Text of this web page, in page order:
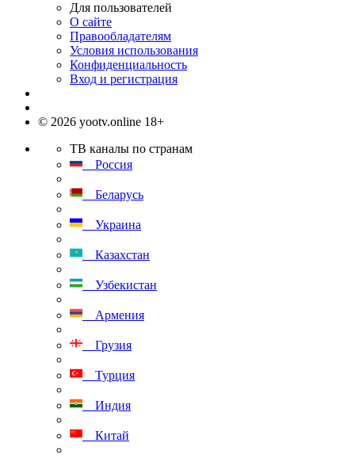
Для пользователей
О сайте
Правообладателям
Условия использования
Конфиденциальность
Вход и регистрация
© 2026 yootv.online 18+
ТВ каналы по странам
Россия
Беларусь
Украина
Казахстан
Узбекистан
Армения
Грузия
Турция
Индия
Китай